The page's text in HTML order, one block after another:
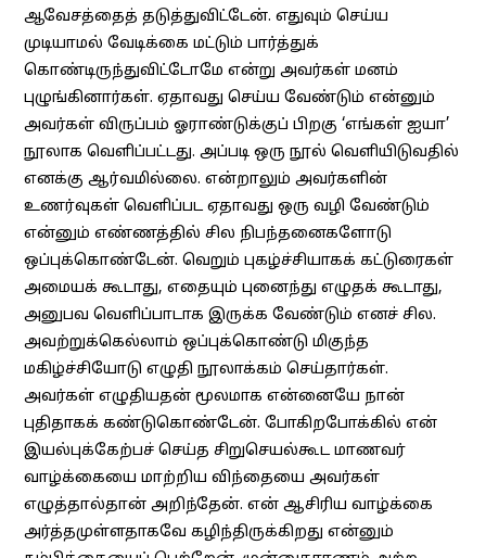
ஆவேசத்தைத் தடுத்துவிட்டேன். எதுவும் செய்ய
முடியாமல் வேடிக்கை மட்டும் பார்த்துக்
கொண்டிருந்துவிட்டோமே என்று அவர்கள் மனம்
புழுங்கினார்கள். ஏதாவது செய்ய வேண்டும் என்னும்
அவர்கள் விருப்பம் ஓராண்டுக்குப் பிறகு ‘எங்கள் ஐயா’
நூலாக வெளிப்பட்டது. அப்படி ஒரு நூல் வெளியிடுவதில்
எனக்கு ஆர்வமில்லை. என்றாலும் அவர்களின்
உணர்வுகள் வெளிப்பட ஏதாவது ஒரு வழி வேண்டும்
என்னும் எண்ணத்தில் சில நிபந்தனைகளோடு
ஒப்புக்கொண்டேன். வெறும் புகழ்ச்சியாகக் கட்டுரைகள்
அமையக் கூடாது, எதையும் புனைந்து எழுதக் கூடாது,
அனுபவ வெளிப்பாடாக இருக்க வேண்டும் எனச் சில.
அவற்றுக்கெல்லாம் ஒப்புக்கொண்டு மிகுந்த
மகிழ்ச்சியோடு எழுதி நூலாக்கம் செய்தார்கள்.
அவர்கள் எழுதியதன் மூலமாக என்னையே நான்
புதிதாகக் கண்டுகொண்டேன். போகிறபோக்கில் என்
இயல்புக்கேற்பச் செய்த சிறுசெயல்கூட மாணவர்
வாழ்க்கையை மாற்றிய விந்தையை அவர்கள்
எழுத்தால்தான் அறிந்தேன். என் ஆசிரிய வாழ்க்கை
அர்த்தமுள்ளதாகவே கழிந்திருக்கிறது என்னும்